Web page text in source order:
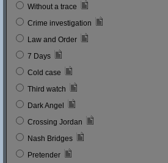
Without a trace
Crime investigation
Law and Order
7 Days
Cold case
Third watch
Dark Angel
Crossing Jordan
Nash Bridges
Pretender